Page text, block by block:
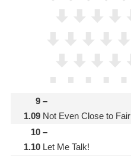
9
1.09
–
Not Even Close to Fair
10
1.10
–
Let Me Talk!